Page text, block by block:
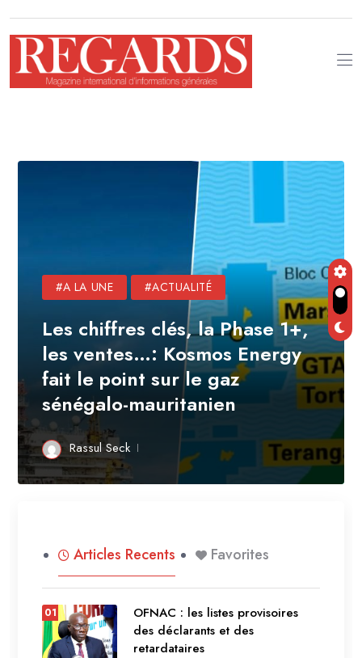
#A LA UNE #ACTUALITÉ
Les chiffres clés, la Phase 1+,
les ventes…: Kosmos Energy
fait le point sur le gaz
sénégalo-mauritanien
Rassul Seck
Articles Recents Favorites
01
OFNAC : les listes provisoires
des déclarants et des
retardataires